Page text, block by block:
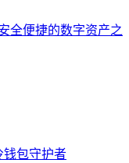
全便捷的数字资产之
钱包守护者